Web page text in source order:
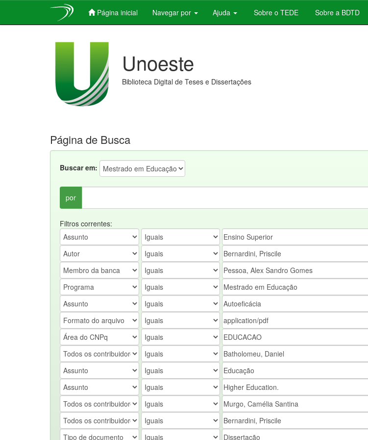
Página inicial Navegar por Ajuda Sobre o TEDE Sobre a BDTD
Unoeste
Biblioteca Digital de Teses e Dissertações
Página de Busca
Buscar em:
por
Filtros correntes: